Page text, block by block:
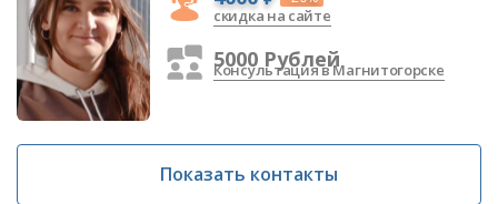
скидка на сайте
5000 Рублей
Консультация в Магнитогорске
Показать контакты